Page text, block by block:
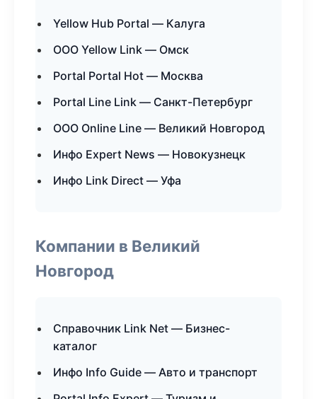
Yellow Hub Portal — Калуга
ООО Yellow Link — Омск
Portal Portal Hot — Москва
Portal Line Link — Санкт-Петербург
ООО Online Line — Великий Новгород
Инфо Expert News — Новокузнецк
Инфо Link Direct — Уфа
Компании в Великий
Новгород
Справочник Link Net — Бизнес-
каталог
Инфо Info Guide — Авто и транспорт